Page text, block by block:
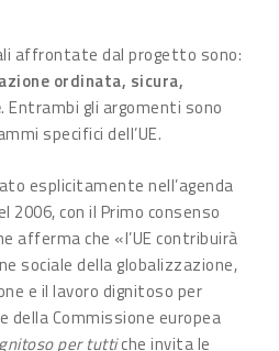
affrontate dal progetto sono:
ordinata, sicura,
. Entrambi gli argomenti sono
specifici dell’UE.
esplicitamente nell’agenda
2006, con il Primo consenso
afferma che «l’UE contribuirà
sociale della globalizzazione,
e il lavoro dignitoso per
della Commissione europea
per tuttiche invita le